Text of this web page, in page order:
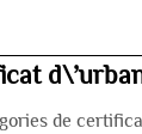
de